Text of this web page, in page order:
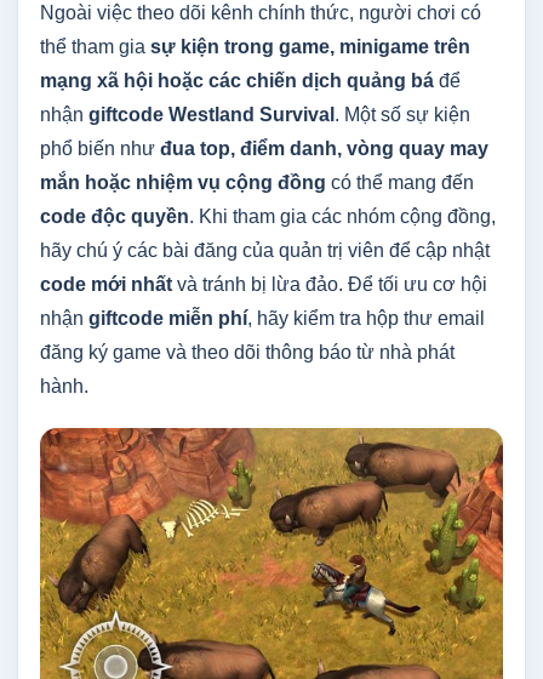
Ngoài việc theo dõi kênh chính thức, người chơi có
thể tham gia sự kiện trong game, minigame trên
mạng xã hội hoặc các chiến dịch quảng bá để
nhận giftcode Westland Survival . Một số sự kiện
phổ biến như đua top, điểm danh, vòng quay may
mắn hoặc nhiệm vụ cộng đồng có thể mang đến
code độc quyền. Khi tham gia các nhóm cộng đồng,
hãy chú ý các bài đăng của quản trị viên để cập nhật
code mới nhất và tránh bị lừa đảo. Để tối ưu cơ hội
nhận giftcode miễn phí, hãy kiểm tra hộp thư email
đăng ký game và theo dõi thông báo từ nhà phát
hành.